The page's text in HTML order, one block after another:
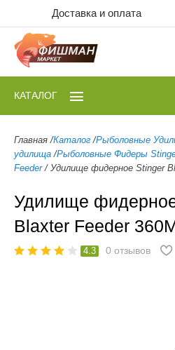
Доставка и оплата
КАТАЛОГ
Главная /Каталог /Рыболовные
удилища /Рыболовные Фидеры
Feeder / Удилище фидерное Stinger
Удилище
Blaxter Feeder
4.3 0 отзывов